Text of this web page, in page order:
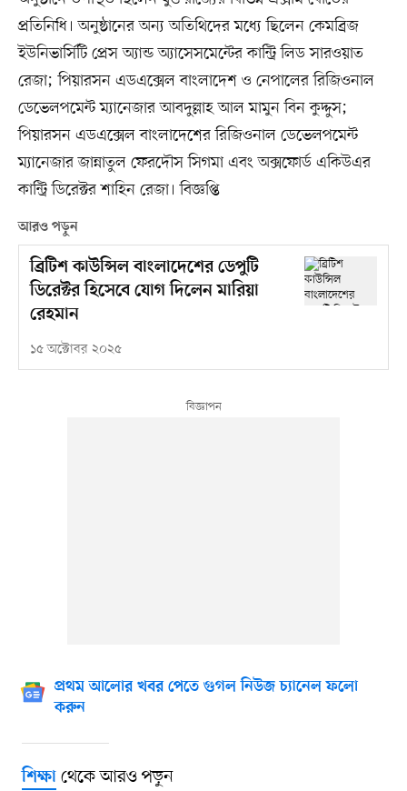
প্রতিনিধি। অনুষ্ঠানের অন্য অতিথিদের মধ্যে ছিলেন কেমব্রিজ
ইউনিভার্সিটি প্রেস অ্যান্ড অ্যাসেসমেন্টের কান্ট্রি লিড সারওয়াত
রেজা; পিয়ারসন এডএক্সেল বাংলাদেশ ও নেপালের রিজিওনাল
ডেভেলপমেন্ট ম্যানেজার আবদুল্লাহ আল মামুন বিন কুদ্দুস;
পিয়ারসন এডএক্সেল বাংলাদেশের রিজিওনাল ডেভেলপমেন্ট
ম্যানেজার জান্নাতুল ফেরদৌস সিগমা এবং অক্সফোর্ড একিউএর
কান্ট্রি ডিরেক্টর শাহিন রেজা। বিজ্ঞপ্তি
আরও পড়ুন
ব্রিটিশ কাউন্সিল বাংলাদেশের ডেপুটি
ডিরেক্টর হিসেবে যোগ দিলেন মারিয়া
রেহমান
১৫ অক্টোবর ২০২৫
প্রথম আলোর খবর পেতে গুগল নিউজ চ্যানেল ফলো
করুন
শিক্ষাথেকে আরও পড়ুন